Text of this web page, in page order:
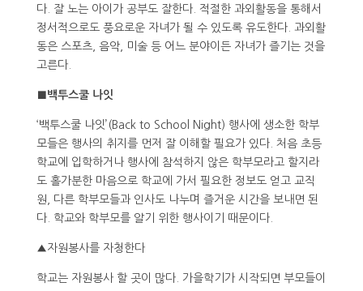
다. 잘 노는 아이가 공부도 잘한다. 적절한 과외활동을 통해서
정서적으로도 풍요로운 자녀가 될 수 있도록 유도한다. 과외활
동은 스포츠, 음악, 미술 등 어느 분야이든 자녀가 즐기는 것을
고른다.
■백투스쿨 나잇
‘백투스쿨 나잇’(Back to School Night) 행사에 생소한 학부
모들은 행사의 취지를 먼저 잘 이해할 필요가 있다. 처음 초등
학교에 입학하거나 행사에 참석하지 않은 학부모라고 할지라
도 홀가분한 마음으로 학교에 가서 필요한 정보도 얻고 교직
원, 다른 학부모들과 인사도 나누며 즐거운 시간을 보내면 된
다. 학교와 학부모를 알기 위한 행사이기 때문이다.
▲자원봉사를 자청한다
학교는 자원봉사 할 곳이 많다. 가을학기가 시작되면 부모들이